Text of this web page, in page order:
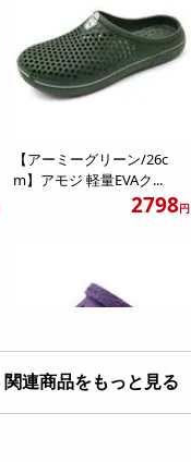
【アーミーグリーン/26c
m】アモジ 軽量EVAク...
2798円
関連商品をもっと見る